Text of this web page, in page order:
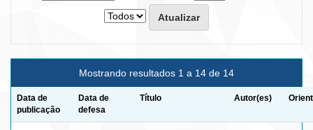
Mostrando resultados 1 a 14 de 14
Data de
publicação
Data de
defesa
Título Autor(es)